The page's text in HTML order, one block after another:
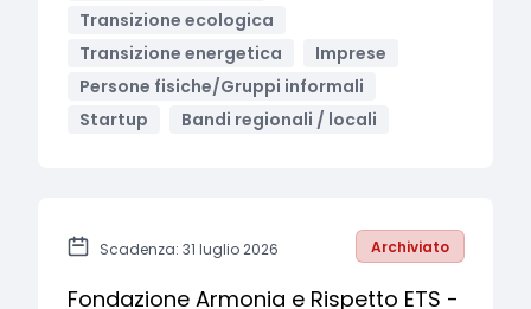
Transizione ecologica
Transizione energetica
Imprese
Persone fisiche/Gruppi informali
Startup
Bandi regionali / locali
Scadenza: 31 luglio 2026 Archiviato
Fondazione Armonia e Rispetto ETS -